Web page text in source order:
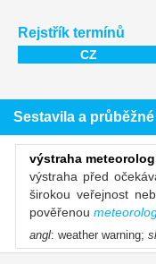
Rejstřík termínů
CZ
Sestavila a
výstraha
výstraha před
širokou veřejnost
pověřenou
angl: weather warning;